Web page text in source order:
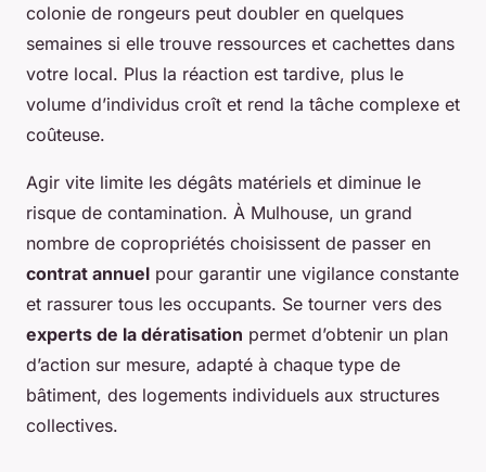
colonie de rongeurs peut doubler en quelques
semaines si elle trouve ressources et cachettes dans
votre local. Plus la réaction est tardive, plus le
volume d’individus croît et rend la tâche complexe et
coûteuse.
Agir vite limite les dégâts matériels et diminue le
risque de contamination. À Mulhouse, un grand
nombre de copropriétés choisissent de passer en
contrat annuel pour garantir une vigilance constante
et rassurer tous les occupants. Se tourner vers des
experts de la dératisation permet d’obtenir un plan
d’action sur mesure, adapté à chaque type de
bâtiment, des logements individuels aux structures
collectives.